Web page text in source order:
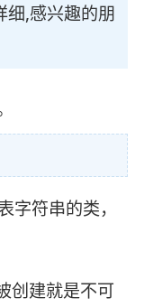
细,感兴趣的朋
字符串的类，
创建就是不可